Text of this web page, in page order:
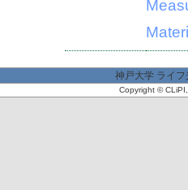
神戸大学 ライ
Copyright ©